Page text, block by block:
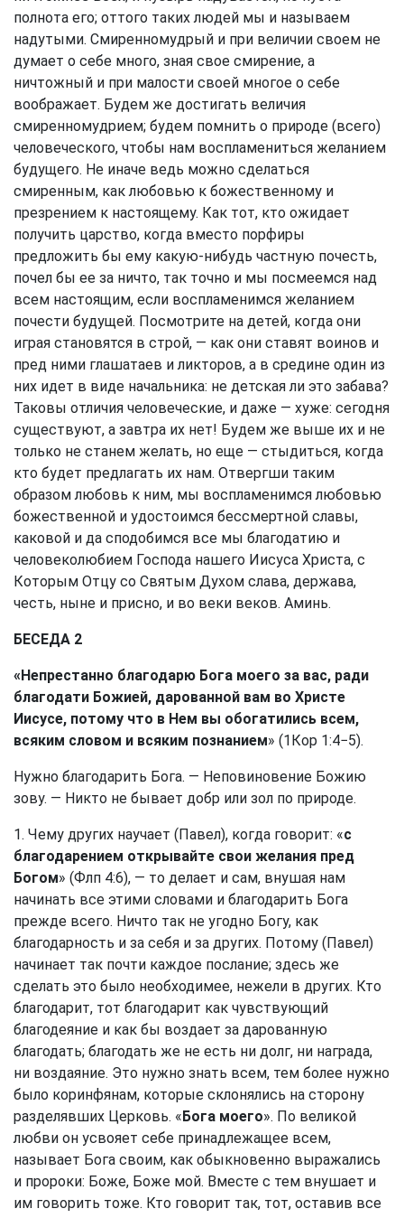
полнота его; оттого таких людей мы и называем
надутыми. Смиренномудрый и при величии своем не
думает о себе много, зная свое смирение, а
ничтожный и при малости своей многое о себе
воображает. Будем же достигать величия
смиренномудрием; будем помнить о природе (всего)
человеческого, чтобы нам воспламениться желанием
будущего. Не иначе ведь можно сделаться
смиренным, как любовью к божественному и
презрением к настоящему. Как тот, кто ожидает
получить царство, когда вместо порфиры
предложить бы ему какую-нибудь частную почесть,
почел бы ее за ничто, так точно и мы посмеемся над
всем настоящим, если воспламенимся желанием
почести будущей. Посмотрите на детей, когда они
играя становятся в строй, — как они ставят воинов и
пред ними глашатаев и ликторов, а в средине один из
них идет в виде начальника: не детская ли это забава?
Таковы отличия человеческие, и даже — хуже: сегодня
существуют, а завтра их нет! Будем же выше их и не
только не станем желать, но еще — стыдиться, когда
кто будет предлагать их нам. Отвергши таким
образом любовь к ним, мы воспламенимся любовью
божественной и удостоимся бессмертной славы,
каковой и да сподобимся все мы благодатию и
человеколюбием Господа нашего Иисуса Христа, с
Которым Отцу со Святым Духом слава, держава,
честь, ныне и присно, и во веки веков. Аминь.
БЕСЕДА 2
«Непрестанно благодарю Бога моего за вас, ради
благодати Божией, дарованной вам во Христе
Иисусе, потому что в Нем вы обогатились всем,
всяким словом и всяким познанием» (1Кор 1:4−5).
Нужно благодарить Бога. — Неповиновение Божию
зову. — Никто не бывает добр или зол по природе.
1. Чему других научает (Павел), когда говорит: «с
благодарением открывайте свои желания пред
Богом» (Флп 4:6), — то делает и сам, внушая нам
начинать все этими словами и благодарить Бога
прежде всего. Ничто так не угодно Богу, как
благодарность и за себя и за других. Потому (Павел)
начинает так почти каждое послание; здесь же
сделать это было необходимее, нежели в других. Кто
благодарит, тот благодарит как чувствующий
благодеяние и как бы воздает за дарованную
благодать; благодать же не есть ни долг, ни награда,
ни воздаяние. Это нужно знать всем, тем более нужно
было коринфянам, которые склонялись на сторону
разделявших Церковь. «Бога моего». По великой
любви он усвояет себе принадлежащее всем,
называет Бога своим, как обыкновенно выражались
и пророки: Боже, Боже мой. Вместе с тем внушает и
им говорить тоже. Кто говорит так, тот, оставив все